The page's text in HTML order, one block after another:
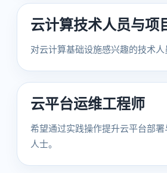
云计算技术人员与项
对云计算基础设施感兴趣的技术人
云平台运维工程师
希望通过实践操作提升云平台部
人士。